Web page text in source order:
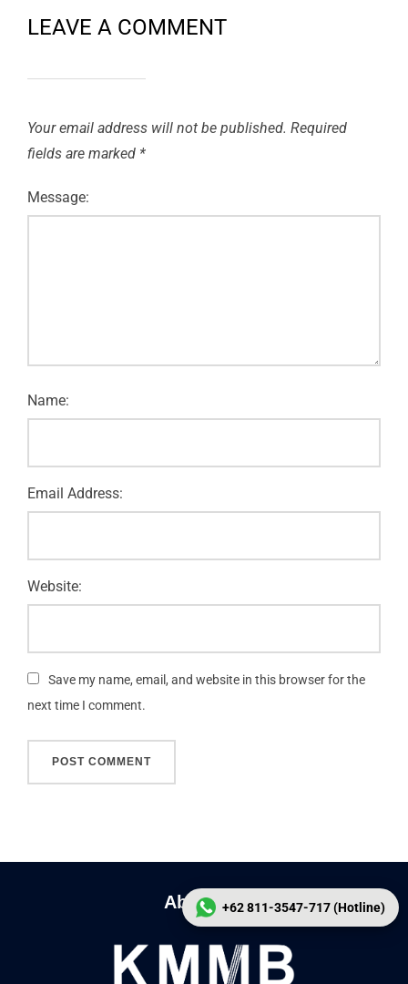
LEAVE A COMMENT
Your email address will not be published. Required
fields are marked *
Message:
Name:
Email Address:
Website:
Save my name, email, and website in this browser for the
next time I comment.
About Us+62 811-3547-717 (Hotline)